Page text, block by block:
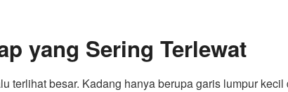
yang Sering Terlewat
terlihat besar. Kadang hanya berupa garis lumpur